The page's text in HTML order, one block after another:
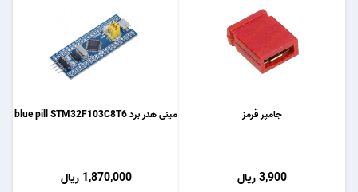
مینی هدر برد blue pill STM32F103C8T6
1,870,000 ریال
جامپر قرمز
3,900 ریال